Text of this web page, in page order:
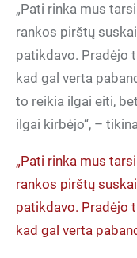
„Pati rinka mus
rankos pirštų
patikdavo. Pradėjo
kad gal verta
to reikia ilgai eiti,
ilgai kirbėjo“, –
„Pati rinka mus
rankos pirštų
patikdavo. Pradėjo
kad gal verta